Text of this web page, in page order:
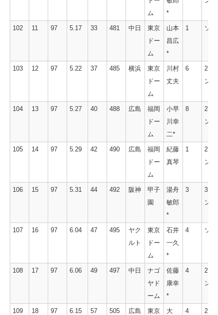
ム
*
102 11 97 5.17 33 481 中日
東京
ドー
ム
山本
昌広
*
1 ソロ
103 12 97 5.22 37 485 横浜
東京
ドー
ム
川村
丈夫
6
2ラ
ン
104 13 97 5.27 40 488 広島
福岡
ドー
ム
小早
川幸
二*
8
2ラ
ン
105 14 97 5.29 42 490 広島
福岡
ドー
ム
紀藤
真琴
1
2ラ
ン
106 15 97 5.31 44 492 阪神
甲子
園
湯舟
敏郎
*
3
3ラ
ン
107 16 97 6.04 47 495
ヤク
ルト
東京
ドー
ム
石井
一久
*
4 ソロ
108 17 97 6.06 49 497 中日
ナゴ
ヤド
ーム
佐藤
康幸
*
4
2ラ
ン
109 18 97 6.15 57 505 広島
東京
大
4
2ラ